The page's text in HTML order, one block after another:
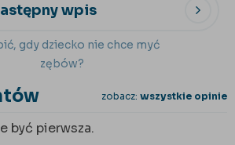
wpis
gdy dziecko nie chce myć
zębów?
zobacz: wszystkie opinie
być pierwsza.